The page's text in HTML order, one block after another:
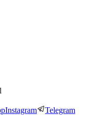
Instagram Telegram